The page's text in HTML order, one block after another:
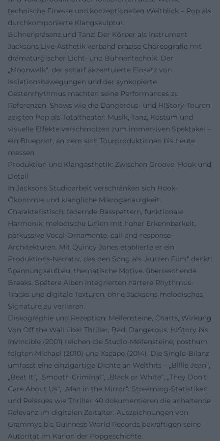
technische Finesse und konzeptionellen Weitblick – Pop als
durchkomponierte Klangskulptur.
Bühnenpräsenz und Tanz: Der Körper als Instrument
Jacksons Live-Ästhetik verband präzise Choreografie mit
dramaturgischer Licht- und Bühnentechnik. Der
„Moonwalk“, der scharf akzentuierte Einsatz von
Isolationsbewegungen und der synkopierte
Gestenrhythmus machten seine Performances zu
Referenzen. Shows wie die Dangerous- und HIStory-Touren
zeigten Pop als Totaltheater: Musik, Tanz, Kostüm und
visuelle Effekte verschmolzen zum immersiven Spektakel –
ein Blueprint, an dem sich Tourproduktionen bis heute
messen.
Produktion und Klangästhetik: Zwischen Groove, Hook und
Detail
In Jacksons Studioarbeit verschränken sich Hook-
Ökonomie und klangliche Mikrogenauigkeit.
Charakteristisch: federnde Basspattern, funktionale
Harmonik, melodische Linien mit hoher Erkennbarkeit,
perkussive Vocal-Ornamente, call-and-response-
Architekturen. Mit Quincy Jones etablierte er ein
Produktions-Narrativ, das den Song als „kurzen Film“ denkt:
Spannungsaufbau, thematische Motive, überraschende
Breaks. Spätere Alben integrierten härtere Rhythmus-
Tracks und digitale Texturen, ohne Jacksons melodisches
Signature zu verlieren.
Diskographie und Rezeption: Meilensteine, Charts, Wirkung
Von Off the Wall über Thriller, Bad, Dangerous, HIStory bis
Invincible (2001) reichen die Studio-Meilensteine; posthum
folgten Michael (2010) und Xscape (2014). Die Single-Bilanz
umfasst eine einzigartige Dichte an Welthits – „Billie Jean“,
„Beat It“, „Smooth Criminal“, „Black or White“, „They Don’t
Care About Us“, „Man in the Mirror“. Streaming-Statistiken
und Reissues wie Thriller 40 dokumentieren die anhaltende
Relevanz im digitalen Zeitalter. Auszeichnungen von
Grammys bis Guinness World Records bekräftigen seine
Autorität im Kanon der Popgeschichte.